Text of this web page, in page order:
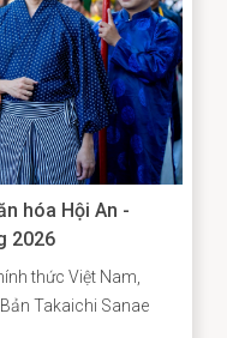
hóa Hội An -
2026
thức Việt Nam,
Takaichi Sanae